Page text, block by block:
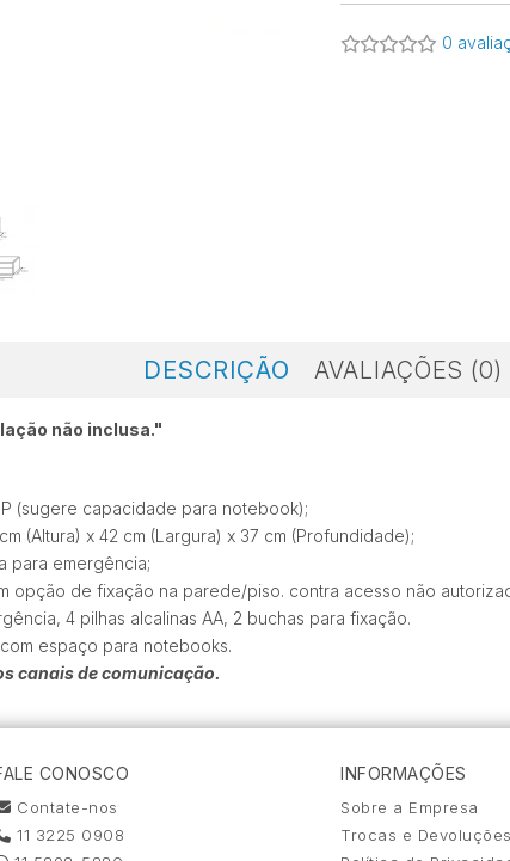
0
DESCRIÇÃO AVALIAÇÕES (0)
não inclusa."
(sugere capacidade para notebook);
(Altura) x 42 cm (Largura) x 37 cm (Profundidade);
para emergência;
opção de fixação na parede/piso. contra acesso não
4 pilhas alcalinas AA, 2 buchas para fixação.
espaço para notebooks.
canais de comunicação.
CONOSCO
Contate-nos
11 3225 0908
INFORMAÇÕES
Sobre a Empresa
Trocas e Devoluções